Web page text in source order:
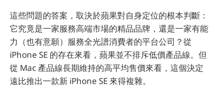
這些問題的答案，取決於蘋果對自身定位的根本判斷：
它究竟是一家服務高端市場的精品品牌，還是一家有能
力（也有意願）服務全光譜消費者的平台公司？從
iPhone SE 的存在來看，蘋果並不排斥低價產品線。但
從 Mac 產品線長期維持的高平均售價來看，這個決定
遠比推出一款新 iPhone SE 來得複雜。